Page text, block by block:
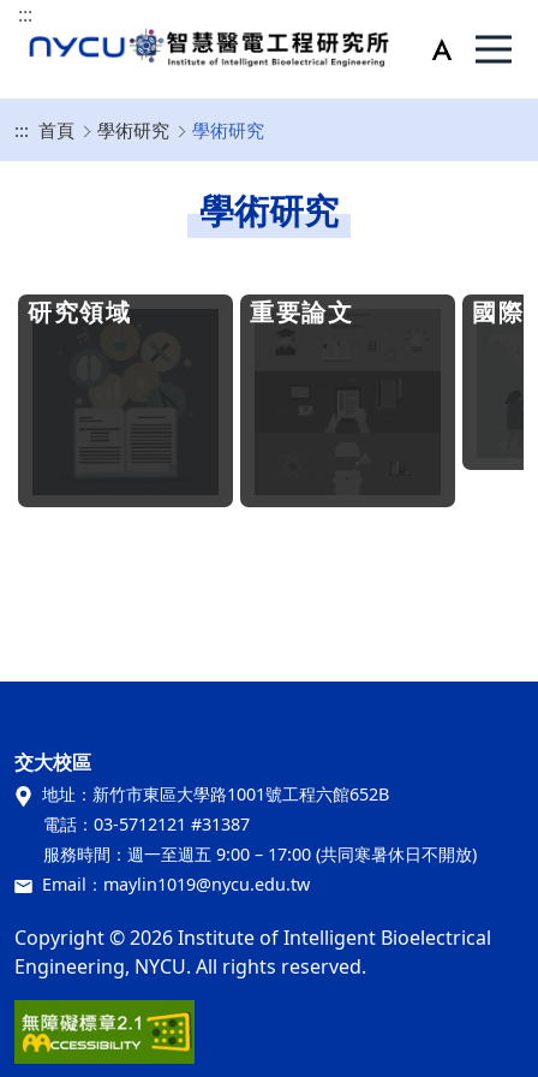
:::
::: 首頁 學術研究 學術研究
學術研究
研究領域 重要論文 國際
交大校區
地址： 新竹市東區大學路1001號工程六館652B
電話： 03-5712121 #31387
服務時間： 週一至週五 9:00 – 17:00 (共同寒暑休日不開放)
Email： maylin1019@nycu.edu.tw
Copyright © 2026 Institute of Intelligent Bioelectrical
Engineering, NYCU. All rights reserved.